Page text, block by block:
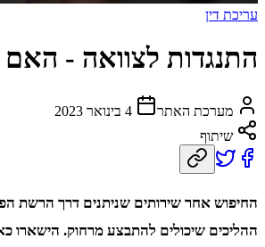
עריכת דין
התנגדות לצוואה -
מערכת האתר
4 בינואר 2023
שיתוף
החיפוש אחר שירותים שניתנים דרך הרשת
ההליכים שיכולים להתבצע מרחוק. הישארו